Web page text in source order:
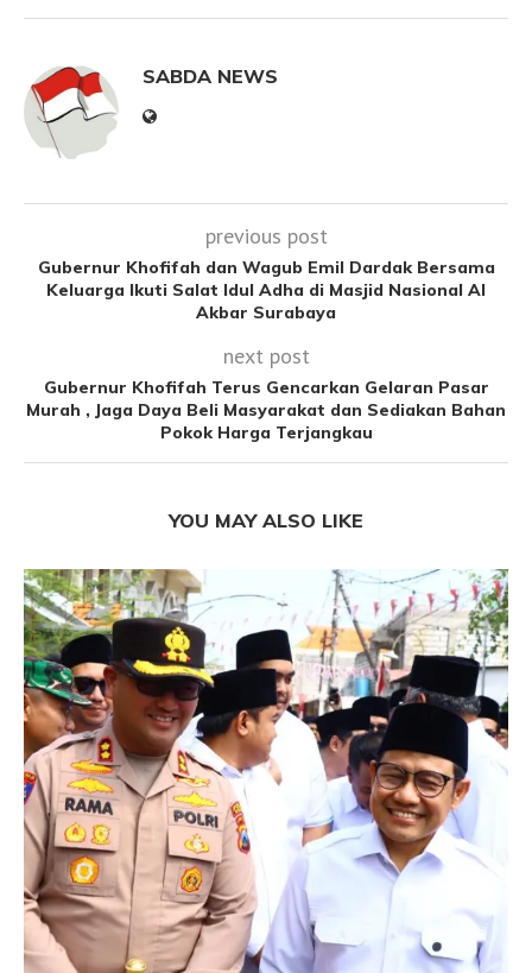
SABDA NEWS
previous post
Gubernur Khofifah dan Wagub Emil Dardak Bersama
Keluarga Ikuti Salat Idul Adha di Masjid Nasional Al
Akbar Surabaya
next post
Gubernur Khofifah Terus Gencarkan Gelaran Pasar
Murah , Jaga Daya Beli Masyarakat dan Sediakan Bahan
Pokok Harga Terjangkau
YOU MAY ALSO LIKE